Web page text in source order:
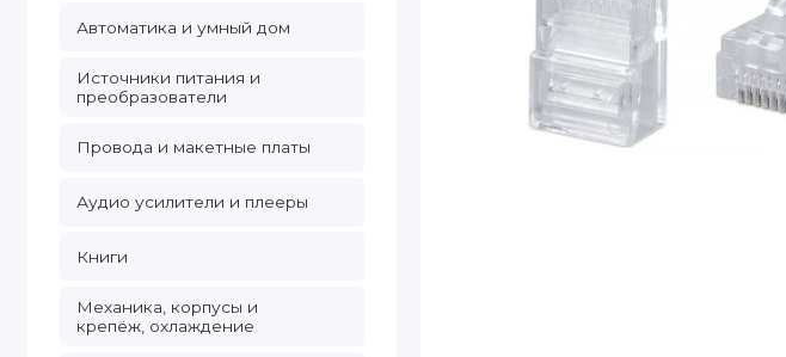
Автоматика и умный дом
Источники питания и
преобразователи
Провода и макетные платы
Аудио усилители и плееры
Книги
Механика, корпусы и
крепёж, охлаждение